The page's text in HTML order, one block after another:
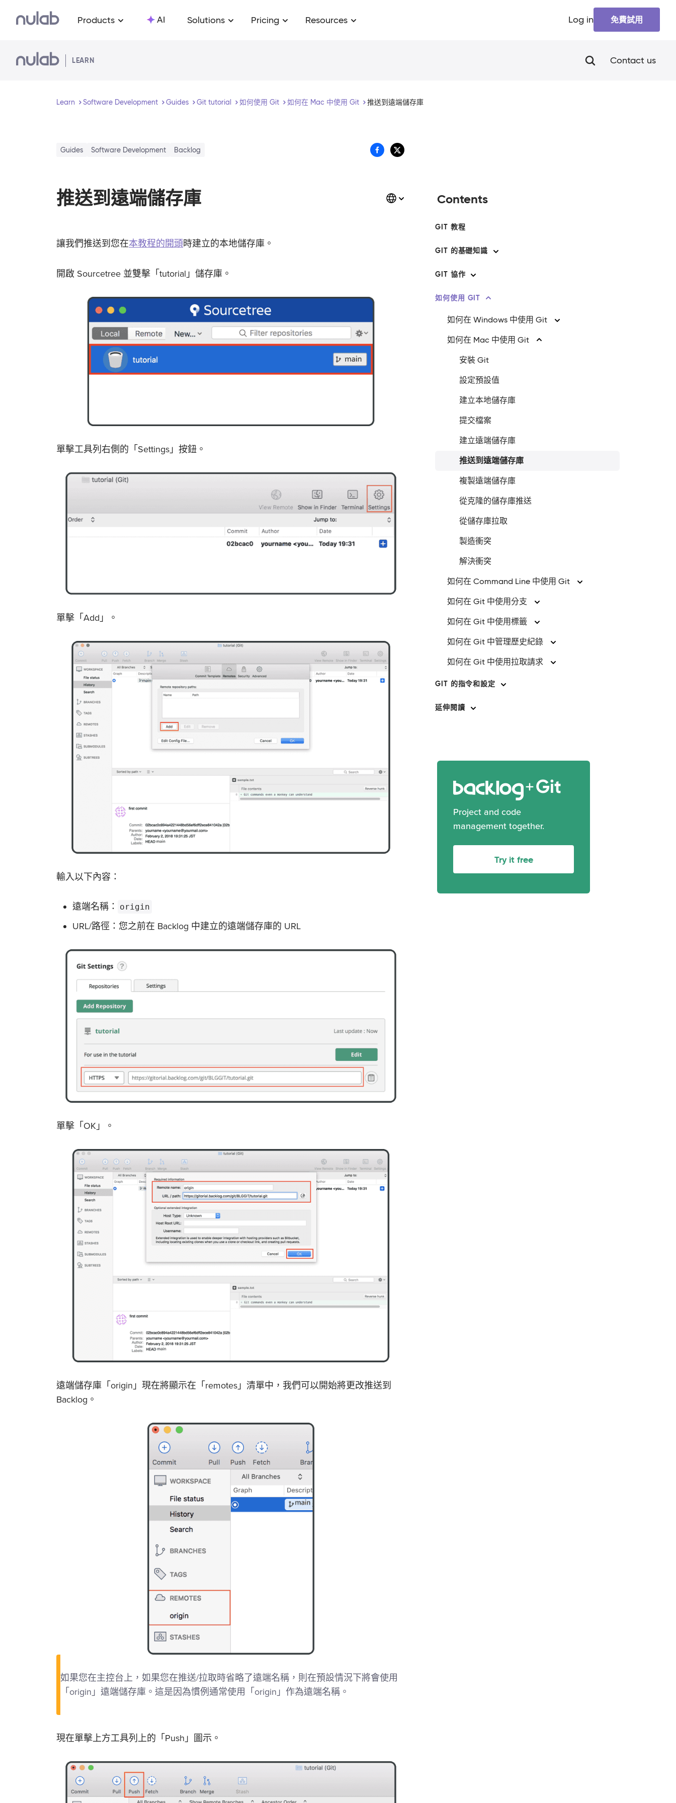
Products AI Solutions Pricing Resources Log in 免費試用
LEARN Contact us
Learn Software Development Guides Git tutorial 如何使用 Git 如何在 Mac 中使用 Git 推送到遠端儲存庫
Guides Software Development Backlog
推送到遠端儲存庫
讓我們推送到您在本教程的開頭時建立的本地儲存庫。
開啟 Sourcetree 並雙擊「tutorial」儲存庫。
單擊工具列右側的「Settings」按鈕。
單擊「Add」。
輸入以下內容：
遠端名稱： origin
URL/路徑：您之前在 Backlog 中建立的遠端儲存庫的 URL
單擊「OK」。
遠端儲存庫「origin」現在將顯示在「remotes」清單中，我們可以開始將更改推送到
Backlog。
如果您在主控台上，如果您在推送/拉取時省略了遠端名稱，則在預設情況下將會使用
「origin」遠端儲存庫。這是因為慣例通常使用「origin」作為遠端名稱。
現在單擊上方工具列上的「Push」圖示。
Contents
GIT 教程
GIT 的基礎知識
GIT 協作
如何使用 GIT
如何在 Windows 中使用 Git
如何在 Mac 中使用 Git
安裝 Git
設定預設值
建立本地儲存庫
提交檔案
建立遠端儲存庫
推送到遠端儲存庫
複製遠端儲存庫
從克隆的儲存庫推送
從儲存庫拉取
製造衝突
解決衝突
如何在 Command Line 中使用 Git
如何在 Git 中使用分支
如何在 Git 中使用標籤
如何在 Git 中管理歷史紀錄
如何在 Git 中使用拉取請求
GIT 的指令和設定
延伸閱讀
Git
Project and code
management together.
Try it free